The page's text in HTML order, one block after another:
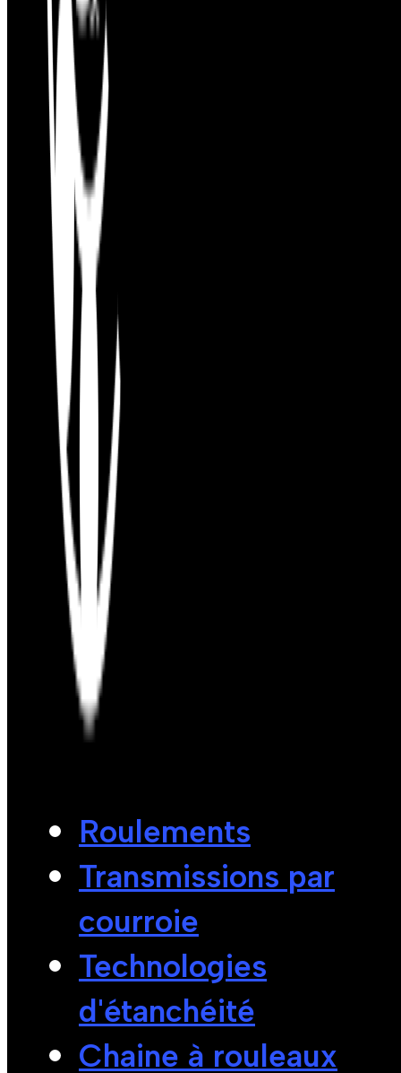
Roulements
Transmissions par
courroie
Technologies
d'étanchéité
Chaine à rouleaux